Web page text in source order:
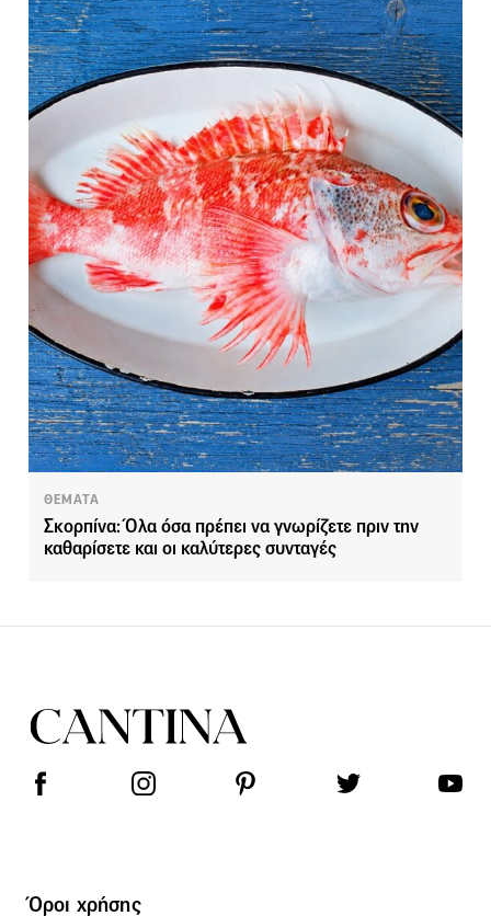
ΘΕΜΑΤΑ
Σκορπίνα: Όλα όσα πρέπει να γνωρίζετε πριν την
καθαρίσετε και οι καλύτερες συνταγές
Όροι χρήσης